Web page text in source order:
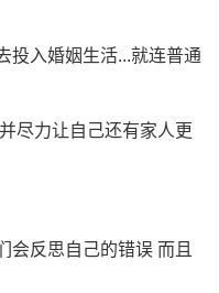
投入婚姻生活...就连普通
尽力让自己还有家人更
会反思自己的错误 而且